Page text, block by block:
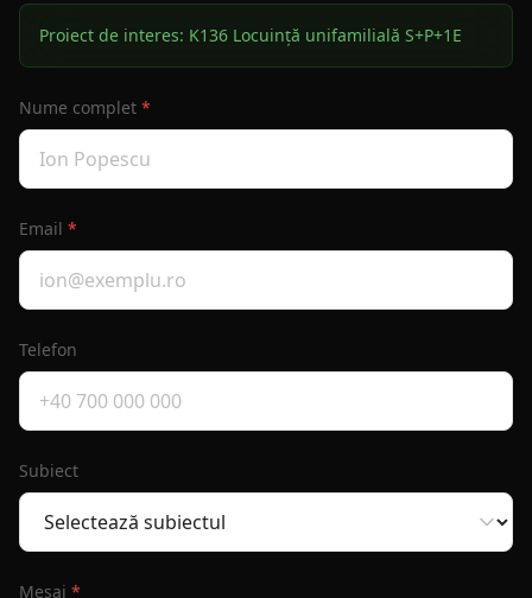
Proiect de interes: K136 Locuință unifamilială S+P+1E
Nume complet *
Email *
Telefon
Subiect
Mesaj *